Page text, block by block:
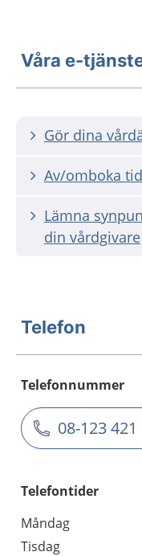
Våra e-
Gör dina
Av/omboka tid
Lämna
din vårdgivare
Telefon
Telefonnummer
08-123 421
Telefontider
Måndag
Tisdag